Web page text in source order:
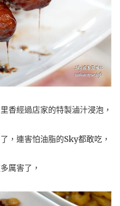
香經過店家的特製滷汁浸泡，
，連害怕油脂的Sky都敢吃，
厲害了，